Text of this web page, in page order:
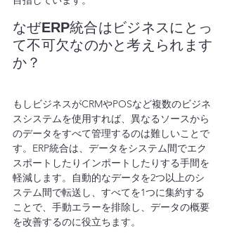
なぜERP統合はビジネスにとっ
て不可欠なのかと考えられます
か？
もしビジネスがCRMやPOSなど複数のビジネ
スシステムを使用すれば、異なるソースから
のデータをすべて管理するのは難しいことで
す。ERP統合は、データをシステム間でエク
スポートしたりインポートしたりする手間を
軽減します。自動的なデータを2つ以上のシ
ステム間で転送し、すべてを1つに集約する
ことで、手動エラーを排除し、データの概要
を改善するのに役立ちます。